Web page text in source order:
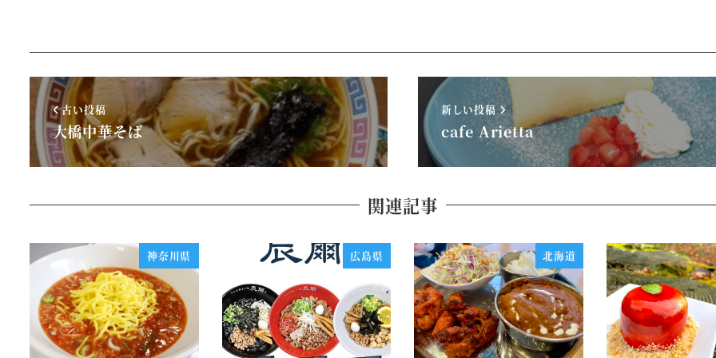
古い投稿
大橋中華そば
新しい投稿
cafe Arietta
関連記事
神奈川県 広島県 北海道